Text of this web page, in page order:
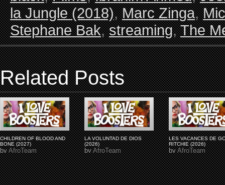
la Jungle (2018),Marc Zinga,
Stephane Bak,streaming,The
Related Posts
CHILDREN OF BLOOD AND
BONE (2027)
byAfroTeam
LA VOLUNTAD DE DIOS
(2026)
byAfroTeam
LES VACANCES DE
RITCHIE (2026)
byAfroTeam